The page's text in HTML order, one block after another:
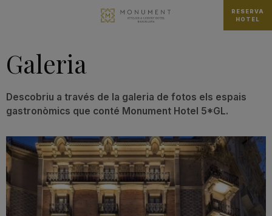
RESERVA
HOTEL
Galeria
Descobriu a través de la galeria de fotos els espais
gastronòmics que conté Monument Hotel 5*GL.